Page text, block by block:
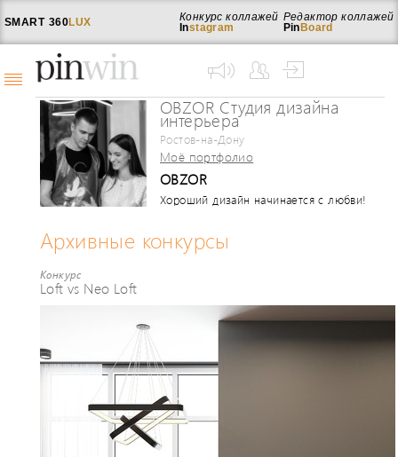
SMART 360LUX
Редактор коллажей
Pin Board
Конкурс коллажей
Instagram
OBZOR Студия дизайна
интерьера
Ростов-на-Дону
Моё портфолио
OBZOR
Хороший дизайн начинается с любви!
Архивные конкурсы
Конкурс
Loft vs Neo Loft